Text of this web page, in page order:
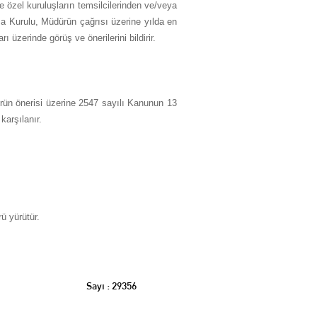
kuruluşların temsilcilerinden ve/veya
Müdürün çağrısı üzerine yılda en
üzerinde görüş ve önerilerini bildirir.
önerisi üzerine 2547 sayılı Kanunun 13
yürütür.
Sayı : 29356